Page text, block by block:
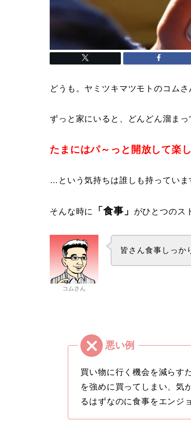
どうも。ヤミツキマツモトのコムさ
ずっと家にいると、どんどん溜まっ
たまにはパ～っと開放して楽
…という気持ちは誰しも持っていま
そんな時に 「食事」 がひとつのス
コムさん
皆さん食事しっか
買い物に行く機会を減らす
を強めに買ってしまい、気
るはずなのに食事をエンジ